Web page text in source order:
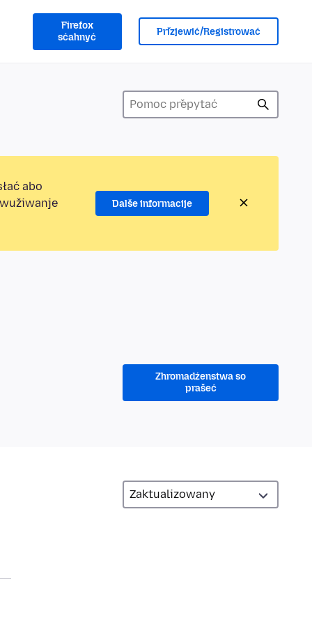
Firefox
sćahnyć
Přizjewić/Registrować
abo
Dalše informacije
Zhromadźenstwa so
prašeć